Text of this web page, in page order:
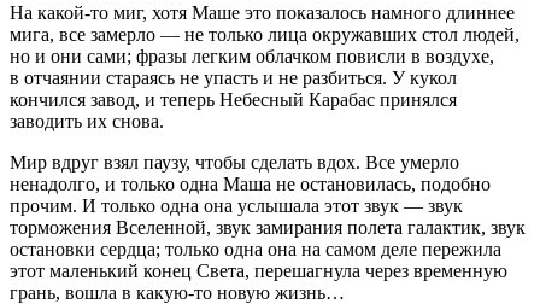
На какой-то миг, хотя Маше это показалось намного длиннее
мига, все замерло — не только лица окружавших стол людей,
но и они сами; фразы легким облачком повисли в воздухе,
в отчаянии стараясь не упасть и не разбиться. У кукол
кончился завод, и теперь Небесный Карабас принялся
заводить их снова.
Мир вдруг взял паузу, чтобы сделать вдох. Все умерло
ненадолго, и только одна Маша не остановилась, подобно
прочим. И только одна она услышала этот звук — звук
торможения Вселенной, звук замирания полета галактик, звук
остановки сердца; только одна она на самом деле пережила
этот маленький конец Света, перешагнула через временную
грань, вошла в какую-то новую жизнь…